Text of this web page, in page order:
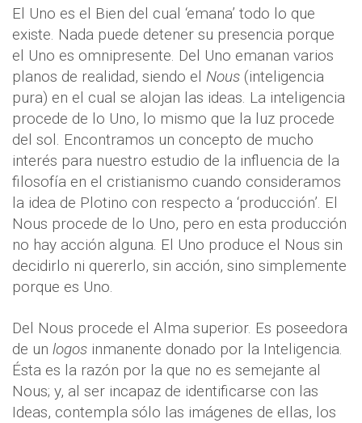
El Uno es el Bien del cual ‘emana’ todo lo que
existe. Nada puede detener su presencia porque
el Uno es omnipresente. Del Uno emanan varios
planos de realidad, siendo el Nous (inteligencia
pura) en el cual se alojan las ideas. La inteligencia
procede de lo Uno, lo mismo que la luz procede
del sol. Encontramos un concepto de mucho
interés para nuestro estudio de la influencia de la
filosofía en el cristianismo cuando consideramos
la idea de Plotino con respecto a ‘producción’. El
Nous procede de lo Uno, pero en esta producción
no hay acción alguna. El Uno produce el Nous sin
decidirlo ni quererlo, sin acción, sino simplemente
porque es Uno.
Del Nous procede el Alma superior. Es poseedora
de un logos inmanente donado por la Inteligencia.
Ésta es la razón por la que no es semejante al
Nous; y, al ser incapaz de identificarse con las
Ideas, contempla sólo las imágenes de ellas, los